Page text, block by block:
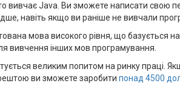
вивчає Java. Ви зможете написати свою
навіть якщо ви раніше не вивчали
мова високого рівня, що базується
вивчення інших мов програмування.
великим попитом на ринку праці.
ви зможете заробити понад 4500